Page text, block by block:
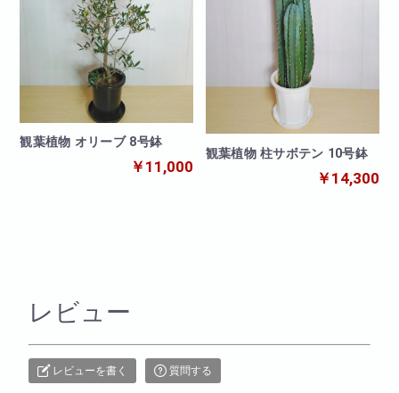
観葉植物 オリーブ 8号鉢
￥11,000
観葉植物 柱サボテン 10号鉢
￥14,300
レビュー
レビューを書く 質問する